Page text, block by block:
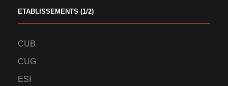
ETABLISSEMENTS (1/2)
CUB
CUG
ESI